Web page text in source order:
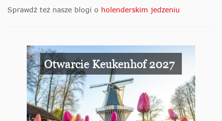
Sprawdź też nasze blogi o holenderskim jedzeniu
Otwarcie Keukenhof 2027